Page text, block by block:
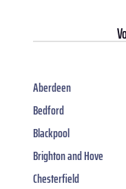
Aberdeen
Bedford
Blackpool
Brighton and Hove
Chesterfield